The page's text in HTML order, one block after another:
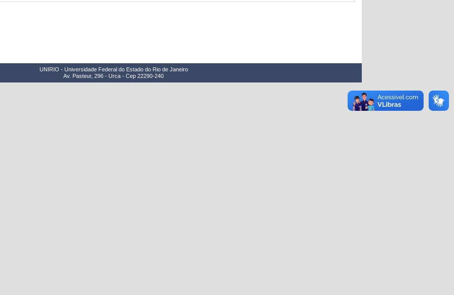
UNIRIO - Universidade Federal do Estado do Rio de Janeiro
Av. Pasteur, 296 - Urca - Cep 22290-240